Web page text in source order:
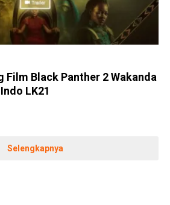
Film Black Panther 2 Wakanda
LK21
Selengkapnya